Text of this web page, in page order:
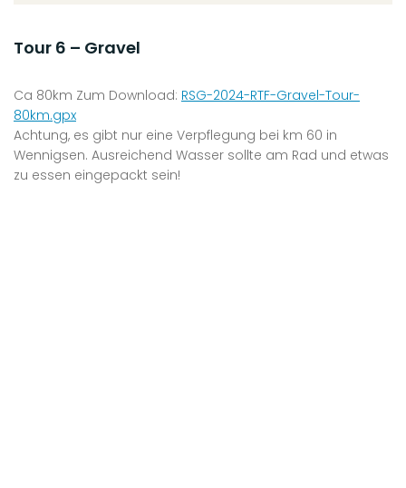
Tour 6 – Gravel
Ca 80km Zum Download: RSG-2024-RTF-Gravel-Tour-
80km.gpx
Achtung, es gibt nur eine Verpflegung bei km 60 in
Wennigsen. Ausreichend Wasser sollte am Rad und etwas
zu essen eingepackt sein!